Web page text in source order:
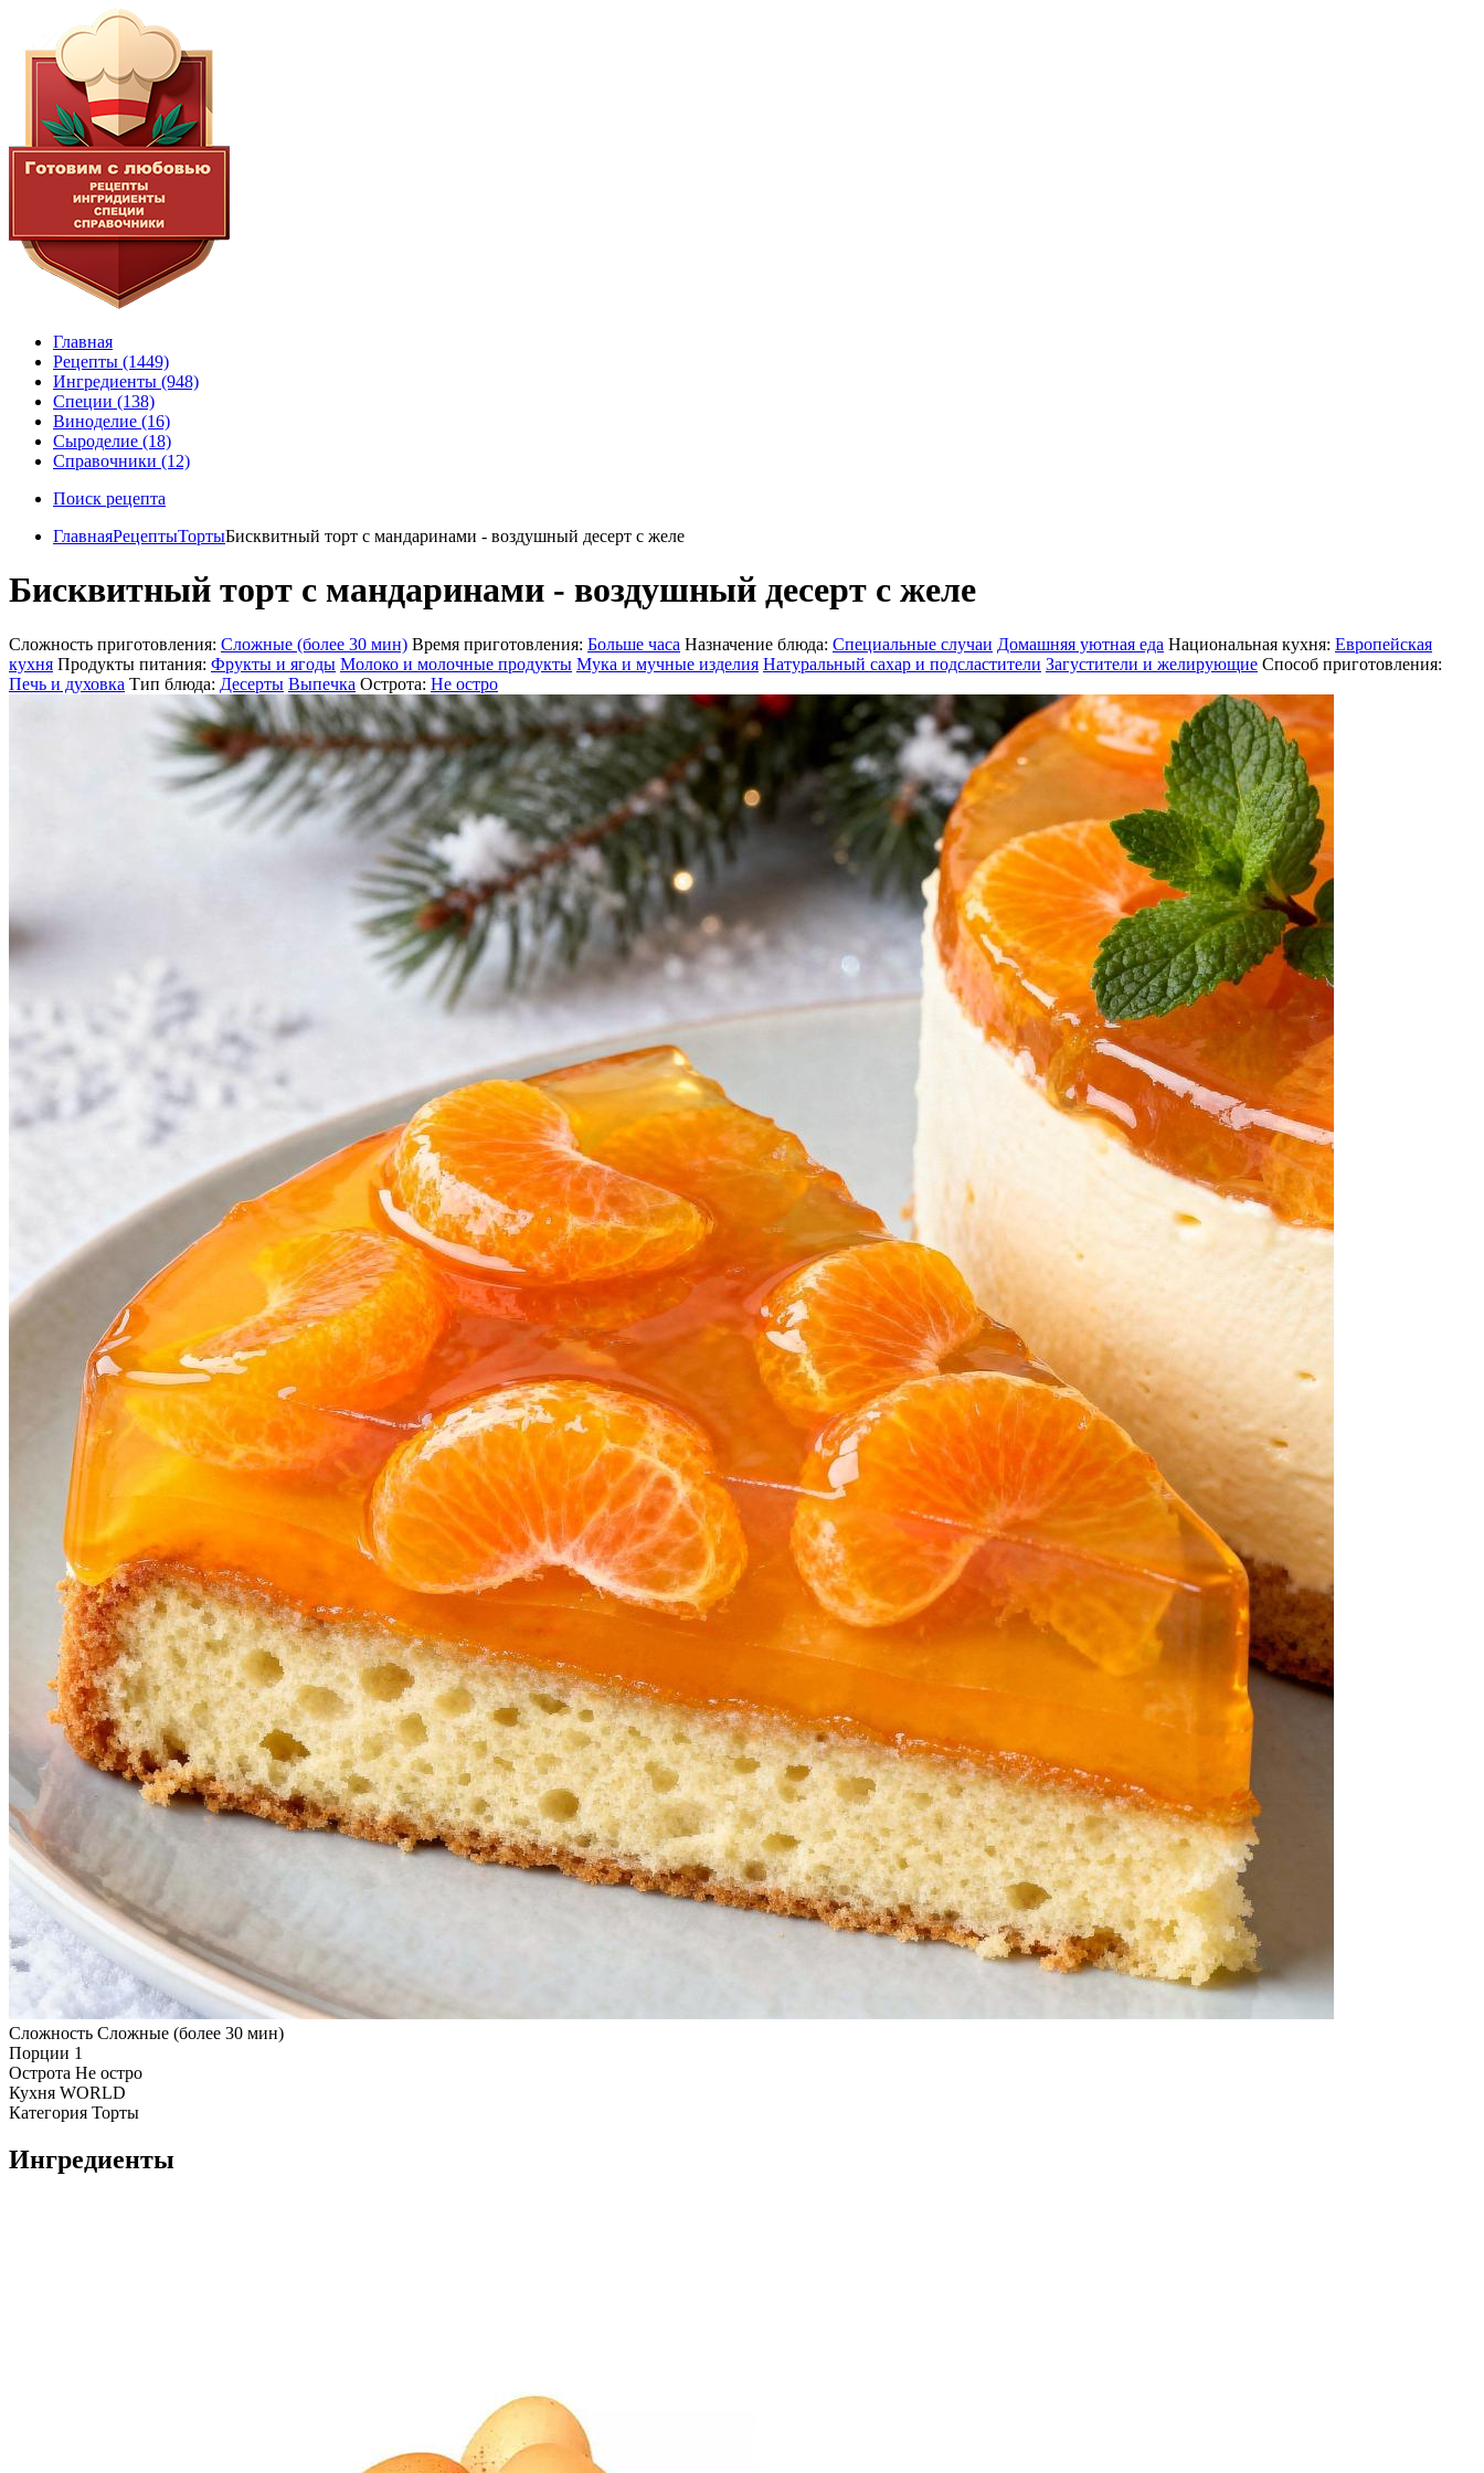
Главная
Рецепты (1449)
Ингредиенты (948)
Специи (138)
Виноделие (16)
Сыроделие (18)
Справочники (12)
Поиск рецепта
ГлавнаяРецептыТортыБисквитный торт с мандаринами - воздушный десерт с желе
Бисквитный торт с мандаринами - воздушный десерт с желе
Сложность приготовления: Сложные (более 30 мин) Время приготовления: Больше часа Назначение блюда: Специальные случаи Домашняя уютная еда Национальная кухня: Европейская
кухня Продукты питания: Фрукты и ягоды Молоко и молочные продукты Мука и мучные изделия Натуральный сахар и подсластители Загустители и желирующие Способ приготовления:
Печь и духовка Тип блюда: Десерты Выпечка Острота: Не остро
Сложность Сложные (более 30 мин)
Порции 1
Острота Не остро
Кухня WORLD
Категория Торты
Ингредиенты